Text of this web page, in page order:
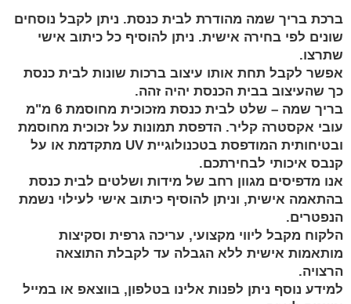
ברכת בריך שמה מהודרת לבית כנסת. ניתן לקבל נוסחים
שונים לפי בחירה אישית. ניתן להוסיף כל כיתוב אישי
שתרצו.
אפשר לקבל תחת אותו עיצוב ברכות שונות לבית כנסת
כך שהעיצוב בבית הכנסת יהיה זהה.
בריך שמה – שלט לבית כנסת מזכוכית מחוסמת 6 מ"מ
עובי אקסטרה קליר. הדפסת תמונות על זכוכית מחוסמת
ובטיחותית המודפסת בטכנולוגיית UV מתקדמת או על
קנבס איכותי לבחירתכם.
אנו מדפיסים מגוון רחב של מידות ושלטים לבית כנסת
בהתאמה אישית, וניתן להוסיף כיתוב אישי לעילוי נשמת
הנפטרים.
הלקוח מקבל ליווי מקצועי, עריכה גרפית וסקיצות
מותאמות אישית ללא הגבלה עד לקבלת התוצאה
הרצויה.
למידע נוסף ניתן לפנות אלינו בטלפון, בווצאפ או במייל